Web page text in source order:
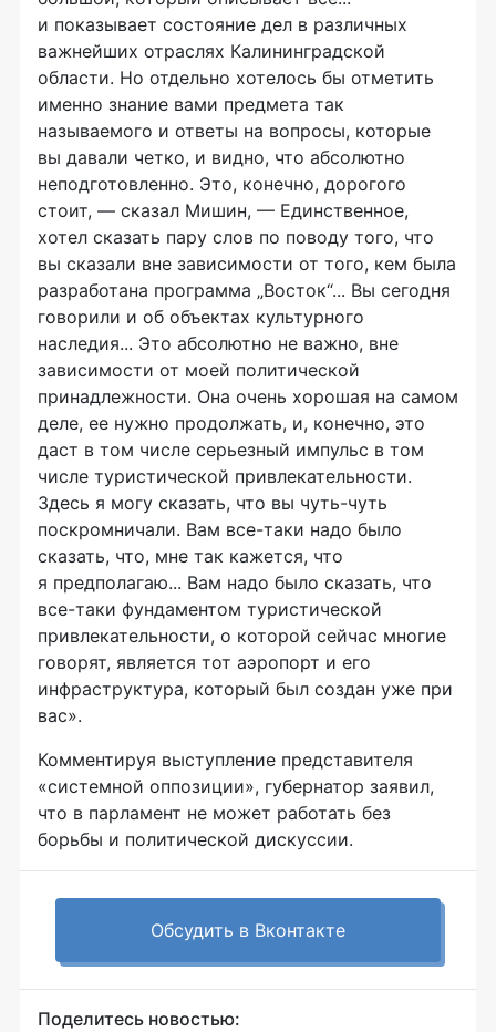
и показывает состояние дел в различных
важнейших отраслях Калининградской
области. Но отдельно хотелось бы отметить
именно знание вами предмета так
называемого и ответы на вопросы, которые
вы давали четко, и видно, что абсолютно
неподготовленно. Это, конечно, дорогого
стоит, — сказал Мишин, — Единственное,
хотел сказать пару слов по поводу того, что
вы сказали вне зависимости от того, кем была
разработана программа „Восток“... Вы сегодня
говорили и об объектах культурного
наследия... Это абсолютно не важно, вне
зависимости от моей политической
принадлежности. Она очень хорошая на самом
деле, ее нужно продолжать, и, конечно, это
даст в том числе серьезный импульс в том
числе туристической привлекательности.
Здесь я могу сказать, что вы чуть-чуть
поскромничали. Вам все-таки надо было
сказать, что, мне так кажется, что
я предполагаю... Вам надо было сказать, что
все-таки фундаментом туристической
привлекательности, о которой сейчас многие
говорят, является тот аэропорт и его
инфраструктура, который был создан уже при
вас».
Комментируя выступление представителя
«системной оппозиции», губернатор заявил,
что в парламент не может работать без
борьбы и политической дискуссии.
Обсудить в Вконтакте
Поделитесь новостью: